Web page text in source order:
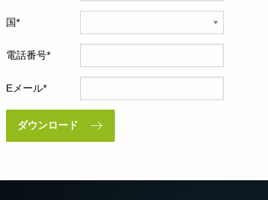
国
電話番号
Eメール
ダウンロード